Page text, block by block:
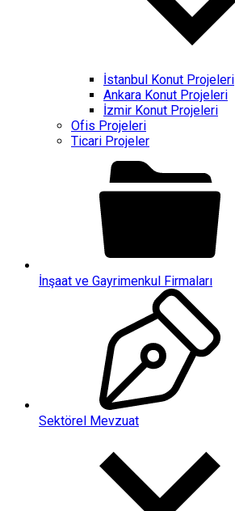
İstanbul Konut Projeleri
Ankara Konut Projeleri
İzmir Konut Projeleri
Ofis Projeleri
Ticari Projeler
İnşaat ve Gayrimenkul Firmaları
Sektörel Mevzuat